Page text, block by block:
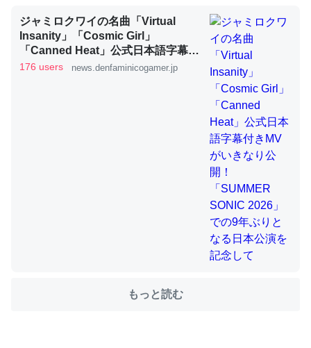
類は苦労してるんだな…。腹足類だと殻を無くしてナメク
ジになったり努力してるし。
─ニュース :: 【研究発表】昆虫学の大問題＝「昆虫はなぜ海にいな
いのか」に関する新仮説
ウチもEchoを実家に置いて４年。でたまに覗いてる。ぼ
ちぼちRingも置こうかと画策中。あと、Googleマップで
位置情報を共有してる。電池残量や充電中かが分かるので
─たまにLINEするくらいだった遠方の父67歳と僕。ITツール導入で
コミュニケーションが劇的に変化した｜tayorini by LIFULL介護
ジャミロクワイの名曲「Virtual
Insanity」「Cosmic Girl」
「Canned Heat」公式日本語字幕付
きMVがいきなり公開！「SUMMER
176 users news.denfaminicogamer.jp
もっと読む